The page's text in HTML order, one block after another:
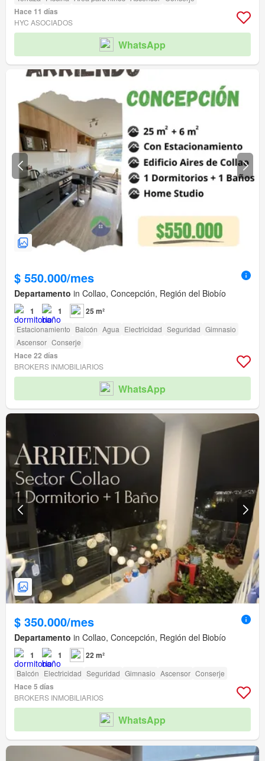
Hace 11 días
HYC ASOCIADOS
WhatsApp
$ 550.000/mes
Departamento in Collao, Concepción, Región del Biobío
1 1 25 m²
Estacionamiento Balcón Agua Electricidad Seguridad Gimnasio
Ascensor Conserje
Hace 22 días
BROKERS INMOBILIARIOS
WhatsApp
$ 350.000/mes
Departamento in Collao, Concepción, Región del Biobío
1 1 22 m²
Balcón Electricidad Seguridad Gimnasio Ascensor Conserje
Hace 5 días
BROKERS INMOBILIARIOS
WhatsApp